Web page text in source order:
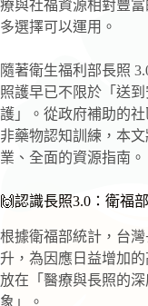
療與社福資源相對豐
多選擇可以運用。
隨著衛生福利部長照
照護早已不限於「送
護」。從政府補助的
非藥物認知訓練，本
業、全面的資源指南。
🙌認識長照3.0：衛福
根據衛福部統計，台
升，為因應日益增加
放在「醫療與長照的
象」。